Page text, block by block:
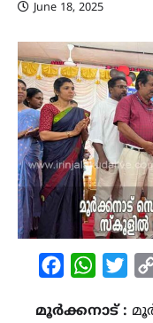
June 18, 2025
Facebook
മൂർക്കനാട് :